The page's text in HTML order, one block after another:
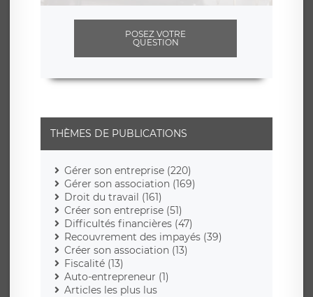
POSEZ VOTRE
QUESTION
THÈMES DE PUBLICATIONS
Gérer son entreprise (220)
Gérer son association (169)
Droit du travail (161)
Créer son entreprise (51)
Difficultés financières (47)
Recouvrement des impayés (39)
Créer son association (13)
Fiscalité (13)
Auto-entrepreneur (1)
Articles les plus lus